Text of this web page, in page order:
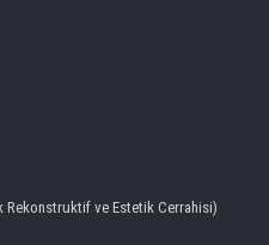
Rekonstruktif ve Estetik Cerrahisi)